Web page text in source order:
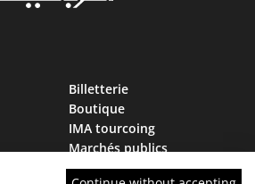
Billetterie
Boutique
IMA tourcoing
Marchés publics
Nous rejoindre